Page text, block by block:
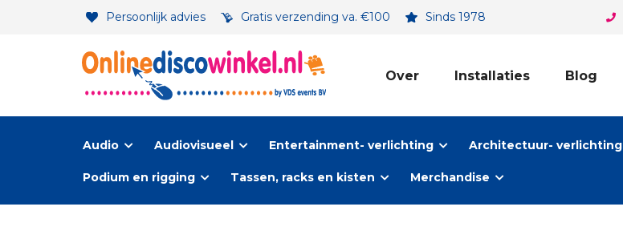
Persoonlijk advies Gratis verzending va. €100 Sinds 1978
Over Installaties Blog
Audio Audiovisueel Entertainment- verlichting Architectuur- verlichting
Podium en rigging Tassen, racks en kisten Merchandise